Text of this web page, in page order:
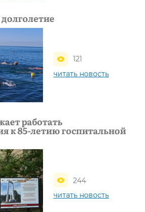
121
читать новость
работать
к 85-летию госпитальной
244
читать новость